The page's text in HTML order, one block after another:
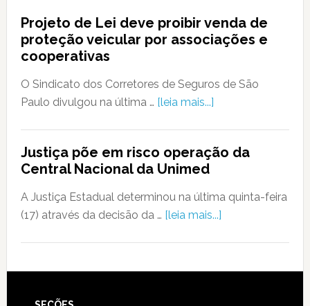
Projeto de Lei deve proibir venda de
proteção veicular por associações e
cooperativas
O Sindicato dos Corretores de Seguros de São
Paulo divulgou na última … [leia mais...]
Justiça põe em risco operação da
Central Nacional da Unimed
A Justiça Estadual determinou na última quinta-feira
(17) através da decisão da … [leia mais...]